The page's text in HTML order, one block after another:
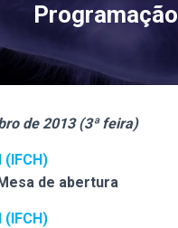
Programação
de 2013 (3ª feira)
(IFCH)
de abertura
(IFCH)